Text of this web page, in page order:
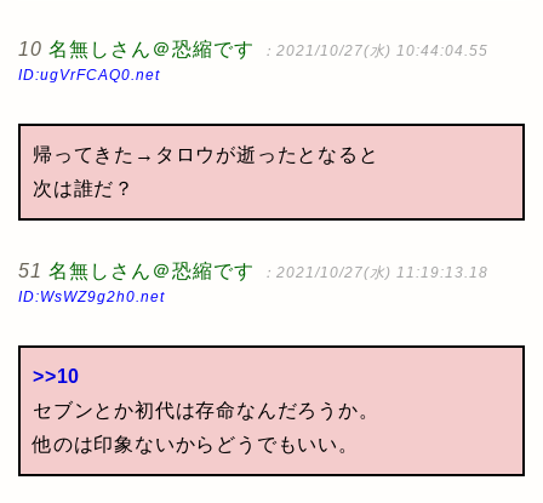
10 名無しさん＠恐縮です
：2021/10/27(水) 10:44:04.55
ID:ugVrFCAQ0.net
帰ってきた→タロウが逝ったとなると
次は誰だ？
51 名無しさん＠恐縮です
：2021/10/27(水) 11:19:13.18
ID:WsWZ9g2h0.net
>>10
セブンとか初代は存命なんだろうか。
他のは印象ないからどうでもいい。